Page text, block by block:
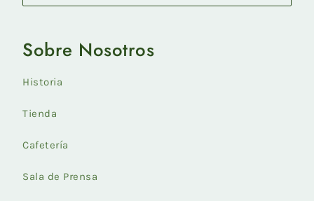
Sobre Nosotros
Historia
Tienda
Cafetería
Sala de Prensa